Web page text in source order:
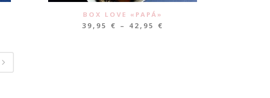
BOX LOVE «PAPÁ»
39,95 € – 42,95 €